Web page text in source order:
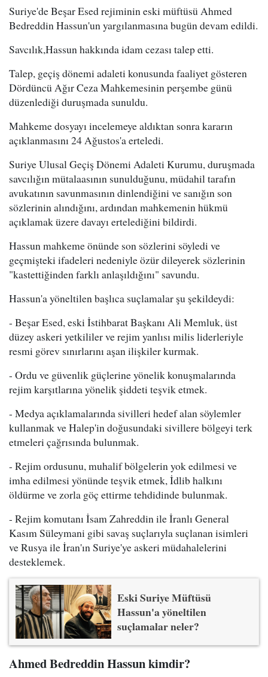
Suriye'de Beşar Esed rejiminin eski müftüsü Ahmed
Bedreddin Hassun'un yargılanmasına bugün devam edildi.
Savcılık,Hassun hakkında idam cezası talep etti.
Talep, geçiş dönemi adaleti konusunda faaliyet gösteren
Dördüncü Ağır Ceza Mahkemesinin perşembe günü
düzenlediği duruşmada sunuldu.
Mahkeme dosyayı incelemeye aldıktan sonra kararın
açıklanmasını 24 Ağustos'a erteledi.
Suriye Ulusal Geçiş Dönemi Adaleti Kurumu, duruşmada
savcılığın mütalaasının sunulduğunu, müdahil tarafın
avukatının savunmasının dinlendiğini ve sanığın son
sözlerinin alındığını, ardından mahkemenin hükmü
açıklamak üzere davayı ertelediğini bildirdi.
Hassun mahkeme önünde son sözlerini söyledi ve
geçmişteki ifadeleri nedeniyle özür dileyerek sözlerinin
"kastettiğinden farklı anlaşıldığını" savundu.
Hassun'a yöneltilen başlıca suçlamalar şu şekildeydi:
- Beşar Esed, eski İstihbarat Başkanı Ali Memluk, üst
düzey askeri yetkililer ve rejim yanlısı milis liderleriyle
resmi görev sınırlarını aşan ilişkiler kurmak.
- Ordu ve güvenlik güçlerine yönelik konuşmalarında
rejim karşıtlarına yönelik şiddeti teşvik etmek.
- Medya açıklamalarında sivilleri hedef alan söylemler
kullanmak ve Halep'in doğusundaki sivillere bölgeyi terk
etmeleri çağrısında bulunmak.
- Rejim ordusunu, muhalif bölgelerin yok edilmesi ve
imha edilmesi yönünde teşvik etmek, İdlib halkını
öldürme ve zorla göç ettirme tehdidinde bulunmak.
- Rejim komutanı İsam Zahreddin ile İranlı General
Kasım Süleymani gibi savaş suçlarıyla suçlanan isimleri
ve Rusya ile İran'ın Suriye'ye askeri müdahalelerini
desteklemek.
Eski Suriye Müftüsü
Hassun'a yöneltilen
suçlamalar neler?
Ahmed Bedreddin Hassun kimdir?